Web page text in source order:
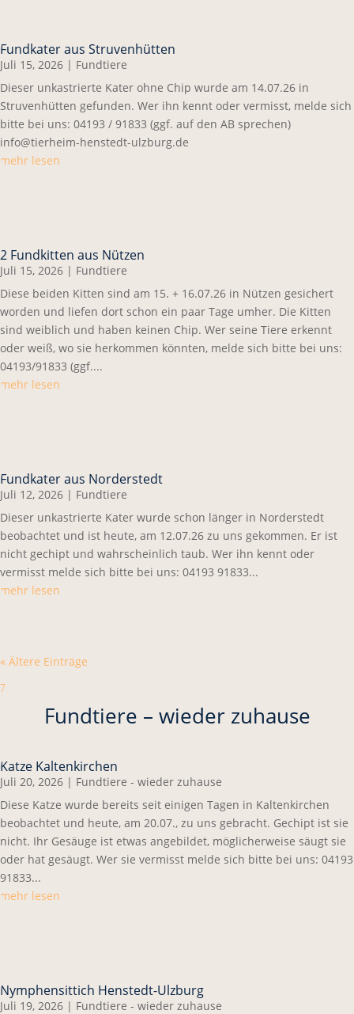
Fundkater aus Struvenhütten
Juli 15, 2026 | Fundtiere
Dieser unkastrierte Kater ohne Chip wurde am 14.07.26 in
Struvenhütten gefunden. Wer ihn kennt oder vermisst, melde sich
bitte bei uns: 04193 / 91833 (ggf. auf den AB sprechen)
info@tierheim-henstedt-ulzburg.de
mehr lesen
2 Fundkitten aus Nützen
Juli 15, 2026 | Fundtiere
Diese beiden Kitten sind am 15. + 16.07.26 in Nützen gesichert
worden und liefen dort schon ein paar Tage umher. Die Kitten
sind weiblich und haben keinen Chip. Wer seine Tiere erkennt
oder weiß, wo sie herkommen könnten, melde sich bitte bei uns:
04193/91833 (ggf....
mehr lesen
Fundkater aus Norderstedt
Juli 12, 2026 | Fundtiere
Dieser unkastrierte Kater wurde schon länger in Norderstedt
beobachtet und ist heute, am 12.07.26 zu uns gekommen. Er ist
nicht gechipt und wahrscheinlich taub. Wer ihn kennt oder
vermisst melde sich bitte bei uns: 04193 91833...
mehr lesen
« Ältere Einträge
7
Fundtiere – wieder zuhause
Katze Kaltenkirchen
Juli 20, 2026 | Fundtiere - wieder zuhause
Diese Katze wurde bereits seit einigen Tagen in Kaltenkirchen
beobachtet und heute, am 20.07., zu uns gebracht. Gechipt ist sie
nicht. Ihr Gesäuge ist etwas angebildet, möglicherweise säugt sie
oder hat gesäugt. Wer sie vermisst melde sich bitte bei uns: 04193
91833...
mehr lesen
Nymphensittich Henstedt-Ulzburg
Juli 19, 2026 | Fundtiere - wieder zuhause